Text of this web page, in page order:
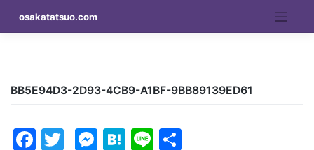
content
osakatatsuo.com
BB5E94D3-2D93-4CB9-A1BF-9BB89139ED61
Facebook
Twitter
Messenger
Hatena
Line